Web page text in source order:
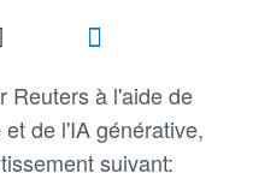
Reuters à l'aide de
de l'IA générative,
suivant: